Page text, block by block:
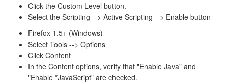
Click the Custom Level button.
Select the Scripting --> Active Scripting --> Enable button
Firefox 1.5+ (Windows)
Select Tools --> Options
Click Content
In the Content options, verify that "Enable Java" and
"Enable *JavaScript" are checked.